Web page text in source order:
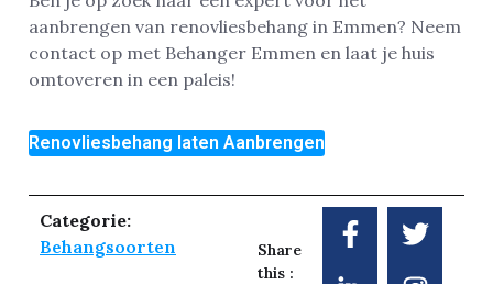
aanbrengen van renovliesbehang in Emmen? Neem
contact op met Behanger Emmen en laat je huis
omtoveren in een paleis!
Renovliesbehang laten Aanbrengen
Categorie:
Behangsoorten
Share
this :